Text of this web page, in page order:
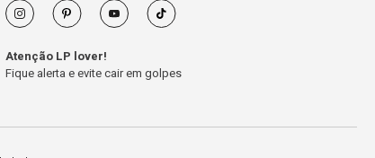
Atenção LP lover!
Fique alerta e evite cair em golpes